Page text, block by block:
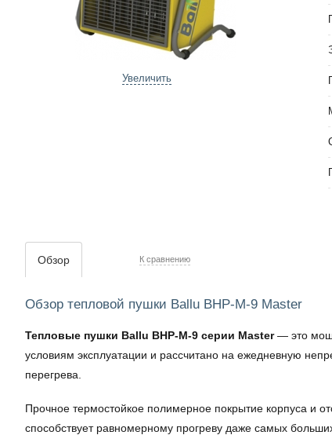
Увеличить
Обзор К сравнению
Обзор тепловой пушки Ballu BHP-M-9 Master
Тепловые пушки Ballu BHP-M-9 серии Master— это
условиям эксплуатации и рассчитано на ежедневную
перегрева.
Прочное термостойкое полимерное покрытие корпуса и
способствует равномерному прогреву даже самых